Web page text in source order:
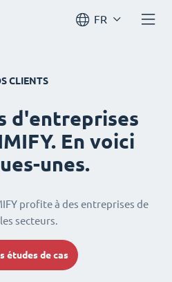
FR
CLIENTS
d'entreprises
En voici
unes.
profite à des entreprises de
secteurs.
études de cas